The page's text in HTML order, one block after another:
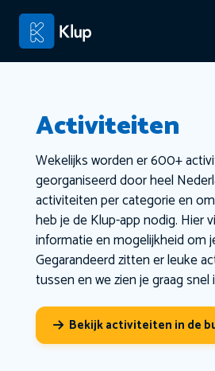
Activiteiten
Wekelijks worden er 600+
georganiseerd door heel
activiteiten per categorie en
heb je de Klup-app nodig. Hier
informatie en mogelijkheid om
Gegarandeerd zitten er leuke
tussen en we zien je graag snel
Bekijk activiteiten in de